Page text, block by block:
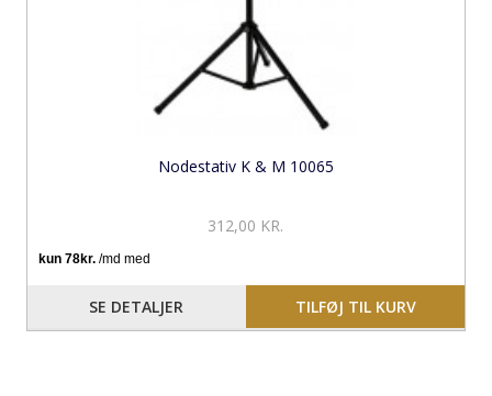
Nodestativ K & M 10065
312,00 KR.
SE DETALJER TILFØJ TIL KURV